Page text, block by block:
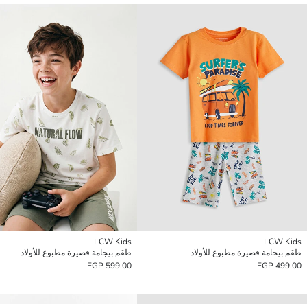
LCW Kids
طقم بيجامة قصيرة مطبوع للأولاد
499.00 EGP
LCW Kids
طقم بيجامة قصيرة مطبوع للأولاد
599.00 EGP